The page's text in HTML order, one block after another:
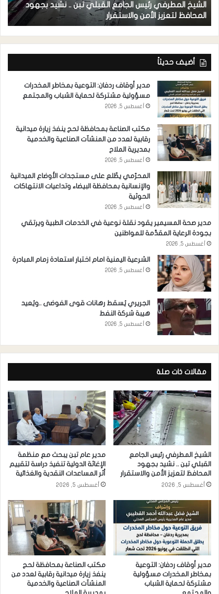
الشيخ المطرفي رئيس الجامع القبلي تبن .. نشيد بجهود
المحافظ لتعزيز الأمن والاستقرار
أضيف حديثاً
مدير أوقاف ردفان: التوعية بمخاطر المخدرات
مسؤولية مشتركة لحماية الشباب والمجتمع
أغسطس 5, 2026
مكتب الصناعة بمحافظة لحج ينفذ زيارة ميدانية
رقابية لعدد من المنشآت الصناعية والخدمية
بمديرية الملاح
أغسطس 5, 2026
المحرّمي يطّلع على مستجدات الأوضاع الميدانية
والإنسانية بمحافظة البيضاء وتداعيات الانتهاكات
الحوثية
أغسطس 5, 2026
مدير صحة المسيمير يقود نقلة نوعية في الخدمات الطبية ويرتقي
بجودة الرعاية المقدَّمة للمواطنين
أغسطس 5, 2026
الشرعية اليمنية امام اختبار استعادة زمام المبادرة
أغسطس 5, 2026
الجريري يُسقط رهانات قوى الفوضى ..ويُعيد
هيبة شركة النفط
أغسطس 5, 2026
مقالات ذات صلة
الشيخ المطرفي رئيس الجامع
القبلي تبن .. نشيد بجهود
المحافظ لتعزيز الأمن والاستقرار
أغسطس 5, 2026
مدير عام تبن يبحث مع منظمة
الإغاثة الدولية تنفيذ دراسة لتقييم
أثر المساعدات النقدية والغذائية
أغسطس 5, 2026
مدير أوقاف ردفان: التوعية
بمخاطر المخدرات مسؤولية
مشتركة لحماية الشباب
مكتب الصناعة بمحافظة لحج
ينفذ زيارة ميدانية رقابية لعدد من
المنشآت الصناعية والخدمية